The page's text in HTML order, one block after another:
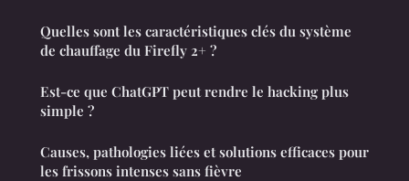
Quelles sont les caractéristiques clés du système
de chauffage du Firefly 2+ ?
Est-ce que ChatGPT peut rendre le hacking plus
simple ?
Causes, pathologies liées et solutions efficaces pour
les frissons intenses sans fièvre